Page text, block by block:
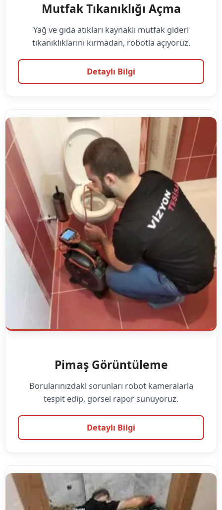
Mutfak Tıkanıklığı Açma
Yağ ve gıda atıkları kaynaklı mutfak gideri
tıkanıklıklarını kırmadan, robotla açıyoruz.
Detaylı Bilgi
Pimaş Görüntüleme
Borularınızdaki sorunları robot kameralarla
tespit edip, görsel rapor sunuyoruz.
Detaylı Bilgi